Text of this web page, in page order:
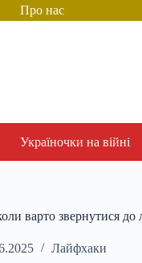
Про нас
Україночки на війні
варто звернутися
Лайфхаки